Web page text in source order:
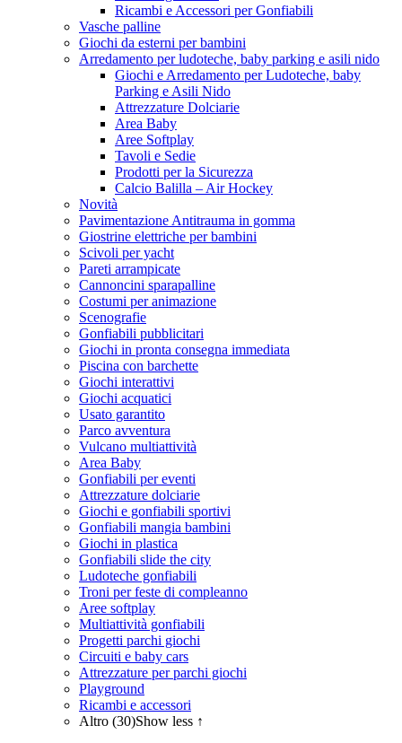
Ricambi e Accessori per Gonfiabili
Vasche palline
Giochi da esterni per bambini
Arredamento per ludoteche, baby parking e asili nido
Giochi e Arredamento per Ludoteche, baby
Parking e Asili Nido
Attrezzature Dolciarie
Area Baby
Aree Softplay
Tavoli e Sedie
Prodotti per la Sicurezza
Calcio Balilla – Air Hockey
Novità
Pavimentazione Antitrauma in gomma
Giostrine elettriche per bambini
Scivoli per yacht
Pareti arrampicate
Cannoncini sparapalline
Costumi per animazione
Scenografie
Gonfiabili pubblicitari
Giochi in pronta consegna immediata
Piscina con barchette
Giochi interattivi
Giochi acquatici
Usato garantito
Parco avventura
Vulcano multiattività
Area Baby
Gonfiabili per eventi
Attrezzature dolciarie
Giochi e gonfiabili sportivi
Gonfiabili mangia bambini
Giochi in plastica
Gonfiabili slide the city
Ludoteche gonfiabili
Troni per feste di compleanno
Aree softplay
Multiattività gonfiabili
Progetti parchi giochi
Circuiti e baby cars
Attrezzature per parchi giochi
Playground
Ricambi e accessori
Altro (30)Show less ↑